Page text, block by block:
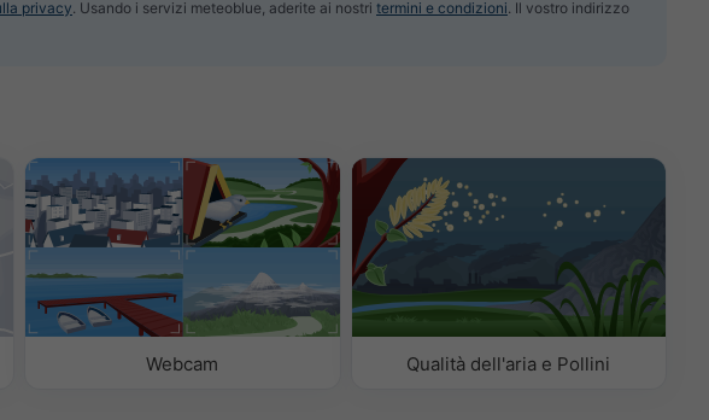
privacy . Usando i servizi meteoblue, aderite ai nostri termini e condizioni . Il vostro indirizzo
Webcam Qualità dell'aria e Pollini